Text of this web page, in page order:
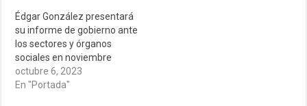
Édgar González presentará
su informe de gobierno ante
los sectores y órganos
sociales en noviembre
octubre 6, 2023
En "Portada"